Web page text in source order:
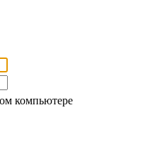
компьютере